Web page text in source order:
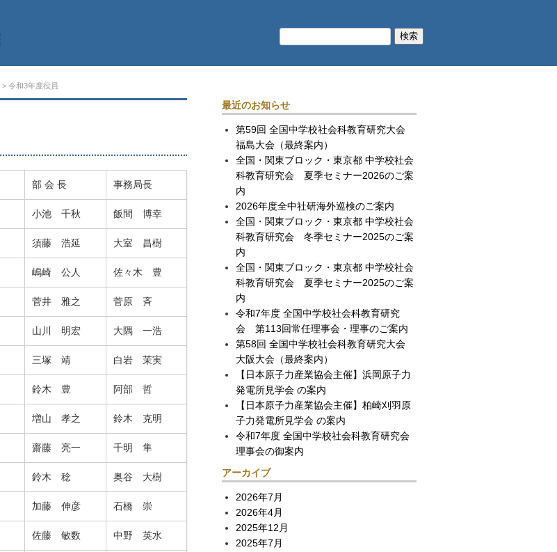
> 令和3年度役員
部 会 長 事務局長
小池 千秋 飯間 博幸
須藤 浩延 大室 昌樹
嶋崎 公人 佐々木 豊
菅井 雅之 菅原 斉
山川 明宏 大隅 一浩
三塚 靖 白岩 茉実
鈴木 豊 阿部 哲
増山 孝之 鈴木 克明
齋藤 亮一 千明 隼
鈴木 稔 奥谷 大樹
加藤 伸彦 石橋 崇
佐藤 敏数 中野 英水
最近のお知らせ
第59回 全国中学校社会科教育研究大会
福島大会（最終案内）
全国・関東ブロック・東京都 中学校社会
科教育研究会 夏季セミナー2026のご案
内
2026年度全中社研海外巡検のご案内
全国・関東ブロック・東京都 中学校社会
科教育研究会 冬季セミナー2025のご案
内
全国・関東ブロック・東京都 中学校社会
科教育研究会 夏季セミナー2025のご案
内
令和7年度 全国中学校社会科教育研究
会 第113回常任理事会・理事のご案内
第58回 全国中学校社会科教育研究大会
大阪大会（最終案内）
【日本原子力産業協会主催】浜岡原子力
発電所見学会 の案内
【日本原子力産業協会主催】柏崎刈羽原
子力発電所見学会 の案内
令和7年度 全国中学校社会科教育研究会
理事会の御案内
アーカイブ
2026年7月
2026年4月
2025年12月
2025年7月